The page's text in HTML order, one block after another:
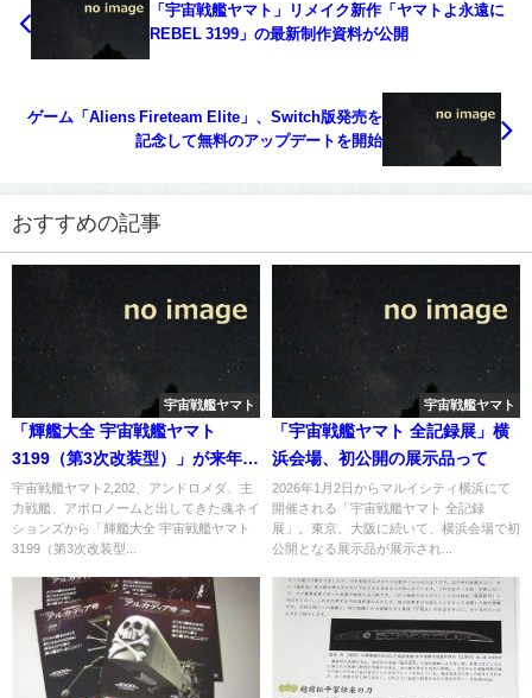
「宇宙戦艦ヤマト」リメイク新作「ヤマトよ永遠に
REBEL 3199」の最新制作資料が公開
ゲーム「Aliens Fireteam Elite」、Switch版発売を
記念して無料のアップデートを開始
おすすめの記事
宇宙戦艦ヤマト
「輝艦大全 宇宙戦艦ヤマト
3199（第3次改装型）」が来年4
月より発売へ
宇宙戦艦ヤマト2,202、アンドロメダ、主
力戦艦、アポロノームと出してきた魂ネイ
ションズから「輝艦大全 宇宙戦艦ヤマト
3199（第3次改装型...
宇宙戦艦ヤマト
「宇宙戦艦ヤマト 全記録展」横
浜会場、初公開の展示品って
2026年1月2日からマルイシティ横浜にて
開催される「宇宙戦艦ヤマト 全記録
展」。東京、大阪に続いて、横浜会場で初
公開となる展示品が展示され...